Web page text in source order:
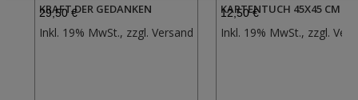
KRAFT DER GEDANKEN
29,50 €
Inkl. 19% MwSt., zzgl. VersandZur
KARTENTUCH 45X45 CM
12,50 €
Inkl. 19% MwSt., zzgl.